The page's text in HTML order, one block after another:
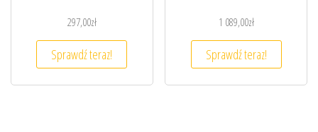
297,00zł
Sprawdź teraz!
1 089,00zł
Sprawdź teraz!